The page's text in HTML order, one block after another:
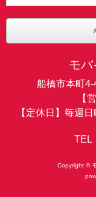
モ
船橋市本町
【
【定休日】毎週
TEL
Copyright ©